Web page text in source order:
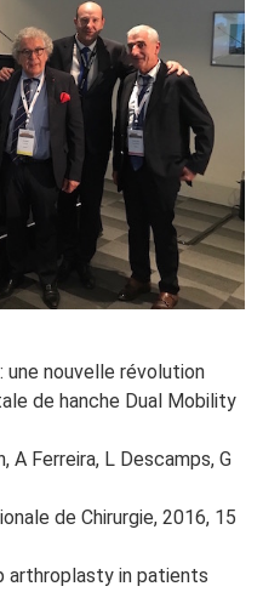
une nouvelle révolution
de hanche Dual Mobility
A Ferreira, L Descamps, G
de Chirurgie, 2016, 15
arthroplasty in patients